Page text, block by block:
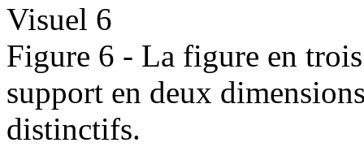
Visuel 6
Figure 6 - La figure en
support en deux
distinctifs.